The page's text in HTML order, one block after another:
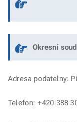
Okresní
Adresa podatelny:
Telefon: +420 388